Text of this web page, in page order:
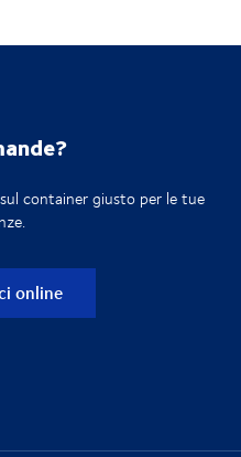
container giusto per le tue
online